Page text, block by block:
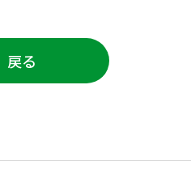
戻る